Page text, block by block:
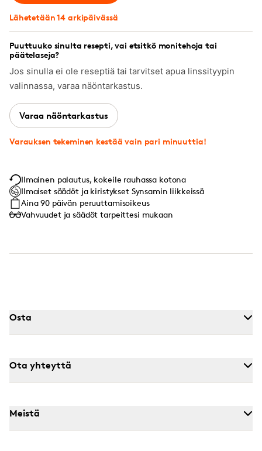
Lähetetään 14 arkipäivässä
Puuttuuko sinulta resepti, vai etsitkö monitehoja tai
päätelaseja?
Jos sinulla ei ole reseptiä tai tarvitset apua linssityypin
valinnassa, varaa näöntarkastus.
Varaa näöntarkastus
Varauksen tekeminen kestää vain pari minuuttia!
Ilmainen palautus, kokeile rauhassa kotona
Ilmaiset säädöt ja kiristykset Synsamin liikkeissä
Aina 90 päivän peruuttamisoikeus
Vahvuudet ja säädöt tarpeittesi mukaan
Osta
Ota yhteyttä
Meistä